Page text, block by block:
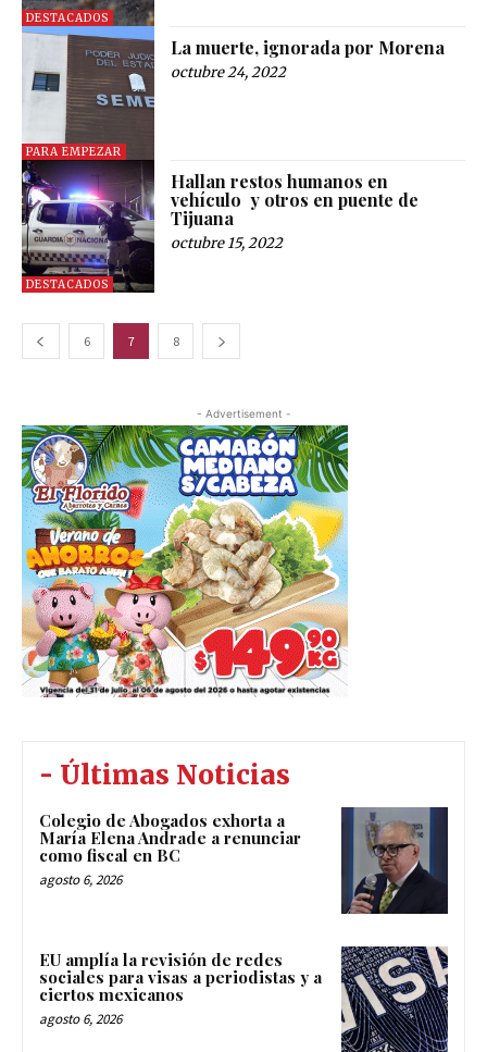
DESTACADOS
PARA EMPEZAR
La muerte, ignorada por Morena
octubre 24, 2022
DESTACADOS
Hallan restos humanos en
vehículo y otros en puente de
Tijuana
octubre 15, 2022
6 7 8
- Advertisement -
- Últimas Noticias
Colegio de Abogados exhorta a
María Elena Andrade a renunciar
como fiscal en BC
agosto 6, 2026
EU amplía la revisión de redes
sociales para visas a periodistas y a
ciertos mexicanos
agosto 6, 2026